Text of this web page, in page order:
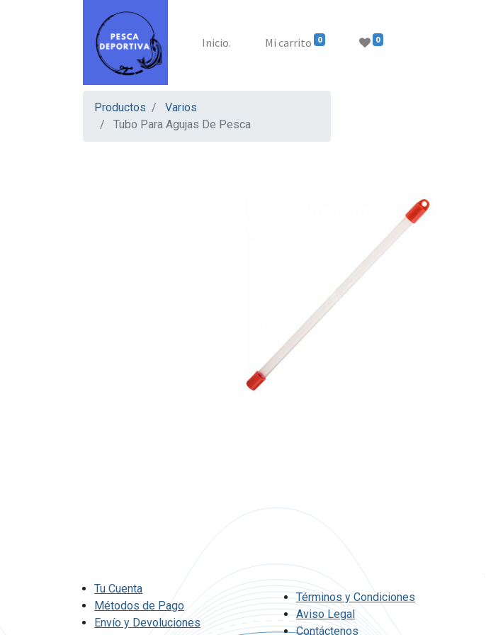
Inicio. Mi carrito 0 0
Productos
Varios
Tubo Para Agujas De Pesca
Tu Cuenta
Métodos de Pago
Envío y Devoluciones
Términos y Condiciones
Aviso Legal
Contáctenos